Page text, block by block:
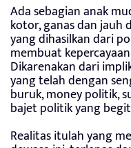
Ada sebagian anak
kotor, ganas dan jauh
yang dihasilkan dari
membuat
Dikarenakan dari
yang telah dengan
buruk, money politik,
bajet politik yang
Realitas itulah yang